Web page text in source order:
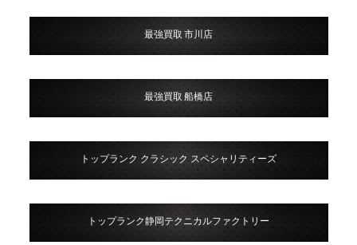
最強買取 市川店
最強買取 船橋店
トップランク クラシック スペシャリティーズ
トップランク静岡テクニカルファクトリー